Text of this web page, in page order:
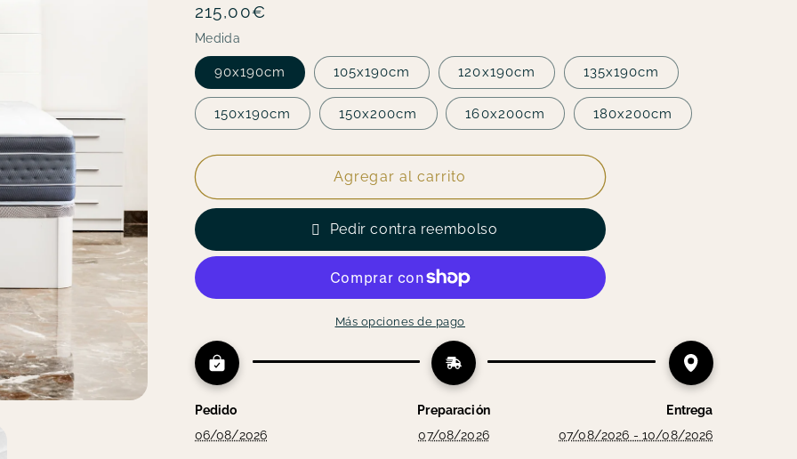
Precio
habitual
215,00€
Medida
90x190cm 105x190cm 120x190cm 135x190cm
150x190cm 150x200cm 160x200cm 180x200cm
Agregar al carrito
Pedir contra reembolso
Más opciones de pago
Pedido
06/08/2026
Preparación
07/08/2026
Entrega
07/08/2026 - 10/08/2026